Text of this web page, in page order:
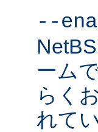
--
ーム
らく
れて